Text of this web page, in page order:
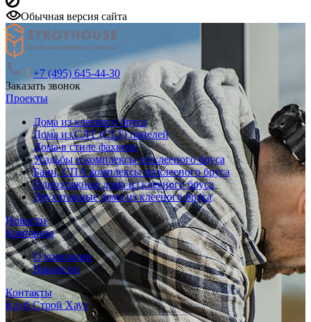
Обычная версия сайта
+7 (495) 645-44-30
Заказать звонок
Проекты
Дома из клееного бруса
Дома из СЛТ (CLT) панелей
Дома в стиле фахверк
Усадьбы и комплексы из клееного бруса
Бани, СПА комплексы из клееного бруса
Одноэтажные дома из клееного бруса
Двухэтажные дома из клееного бруса
Новости
Компания
О компании
Вакансии
Контакты
Клуб Строй Хауз